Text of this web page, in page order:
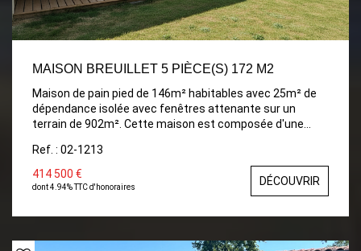
MAISON BREUILLET 5 PIÈCE(S) 172 M2
Maison de pain pied de 146m² habitables avec 25m² de
dépendance isolée avec fenêtres attenante sur un
terrain de 902m². Cette maison est composée d'une
avec insert, cuisine ouverte, cellier. partie nuit 3
chambres, dont une parentale de 35m² avec salle de
bains et douche, toilettes et dressing. une autre salle
d'eau indépendante. Grande terrasse en partie couverte
orientée sud. Un garage de 50m² avec possibilité de
Ref. : 02-1213
414 500 €
dont 4.94% TTC d'honoraires DÉCOUVRIR